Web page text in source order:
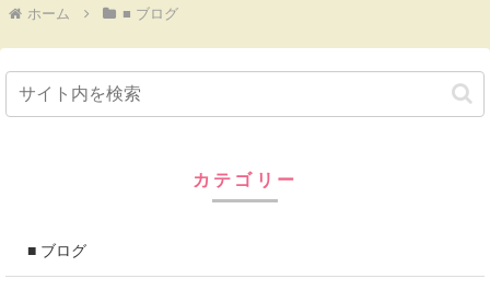
ホーム ■ ブログ
カテゴリー
■ ブログ